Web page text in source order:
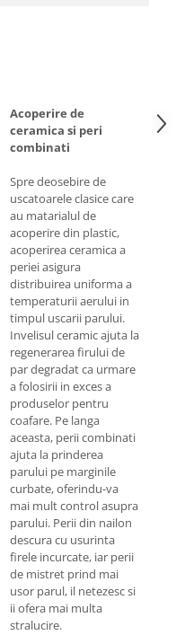
Acoperire de
ceramica si peri
combinati
Spre deosebire de
uscatoarele clasice care
au matarialul de
acoperire din plastic,
acoperirea ceramica a
periei asigura
distribuirea uniforma a
temperaturii aerului in
timpul uscarii parului.
Invelisul ceramic ajuta la
regenerarea firului de
par degradat ca urmare
a folosirii in exces a
produselor pentru
coafare. Pe langa
aceasta, perii combinati
ajuta la prinderea
parului pe marginile
curbate, oferindu-va
mai mult control asupra
parului. Perii din nailon
descura cu usurinta
firele incurcate, iar perii
de mistret prind mai
usor parul, il netezesc si
ii ofera mai multa
stralucire.